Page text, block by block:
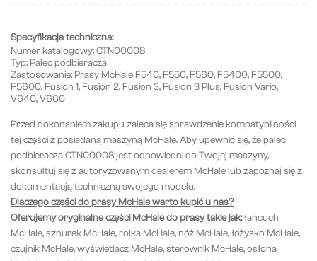
Specyfikacja techniczna:
Numer katalogowy:CTN00008
Typ: Palec podbieracza
Zastosowanie: Prasy McHale F540, F550, F560, F5400, F5500,
F5600, Fusion 1, Fusion 2, Fusion 3, Fusion 3 Plus, Fusion Vario,
V640, V660
Przed dokonaniem zakupu zaleca się sprawdzenie kompatybilności
tej części z posiadaną maszyną McHale. Aby upewnić się, że palec
podbieracza CTN00008 jest odpowiedni do Twojej maszyny,
skonsultuj się z autoryzowanym dealerem McHale lub zapoznaj się z
dokumentacją techniczną swojego modelu.
Dlaczego części do prasy McHale warto kupić u nas?
Oferujemy oryginalne części McHale do prasy takie jak:łańcuch
McHale, sznurek McHale, rolka McHale, nóż McHale, łożysko McHale,
czujnik McHale, wyświetlacz McHale, sterownik McHale, osłona